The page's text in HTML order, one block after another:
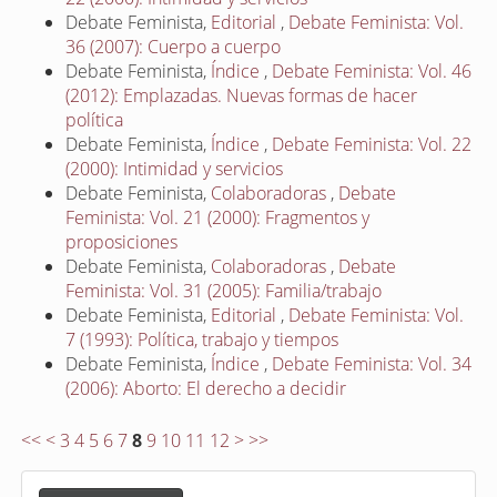
Debate Feminista, Editorial , Debate Feminista: Vol.
36 (2007): Cuerpo a cuerpo
Debate Feminista, Índice , Debate Feminista: Vol. 46
(2012): Emplazadas. Nuevas formas de hacer
política
Debate Feminista, Índice , Debate Feminista: Vol. 22
(2000): Intimidad y servicios
Debate Feminista, Colaboradoras , Debate
Feminista: Vol. 21 (2000): Fragmentos y
proposiciones
Debate Feminista, Colaboradoras , Debate
Feminista: Vol. 31 (2005): Familia/trabajo
Debate Feminista, Editorial , Debate Feminista: Vol.
7 (1993): Política, trabajo y tiempos
Debate Feminista, Índice , Debate Feminista: Vol. 34
(2006): Aborto: El derecho a decidir
<< < 3 4 5 6 7 8 9 10 11 12 > >>
E